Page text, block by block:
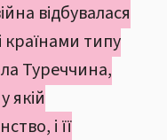
відбувалася
країнами типу
Туреччина,
якій
і її